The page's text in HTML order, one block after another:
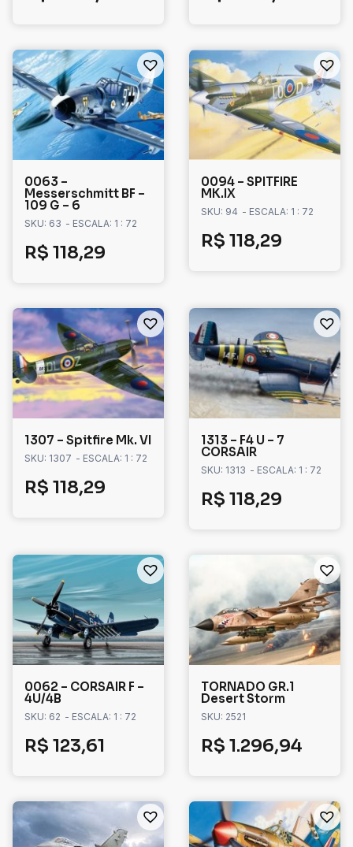
0063 –
Messerschmitt BF –
109 G – 6
SKU: 63 - ESCALA: 1 : 72
R$ 118,29
0094 – SPITFIRE
MK.IX
SKU: 94 - ESCALA: 1 : 72
R$ 118,29
1307 – Spitfire Mk. VI
SKU: 1307 - ESCALA: 1 : 72
R$ 118,29
1313 – F4 U – 7
CORSAIR
SKU: 1313 - ESCALA: 1 : 72
R$ 118,29
0062 – CORSAIR F –
4U/4B
SKU: 62 - ESCALA: 1 : 72
R$ 123,61
TORNADO GR.1
Desert Storm
SKU: 2521
R$ 1.296,94